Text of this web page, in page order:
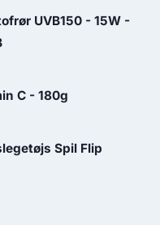
UVB150 - 15W -
C - 180g
Spil Flip